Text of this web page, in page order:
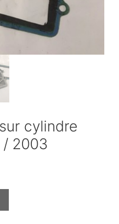
cylindre
2003